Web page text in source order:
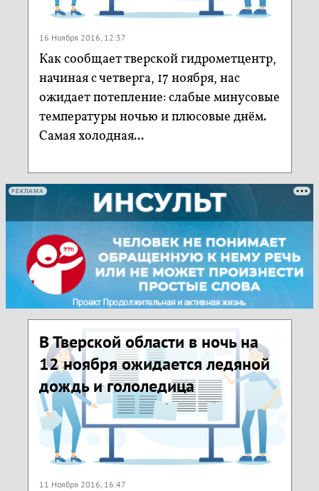
16 Ноября 2016, 12:37
Как сообщает тверской гидрометцентр,
начиная с четверга, 17 ноября, нас
ожидает потепление: слабые минусовые
температуры ночью и плюсовые днём.
Самая холодная...
РЕКЛАМА
В Тверской области в ночь на
12 ноября ожидается ледяной
дождь и гололедица
11 Ноября 2016, 16:47